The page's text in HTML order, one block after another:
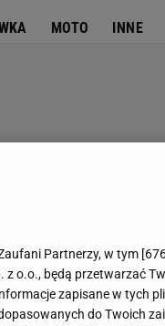
MOTO INNE
Partnerzy, w tym [
z o.o., będą przetwarzać
zapisane w tych
do Twoich